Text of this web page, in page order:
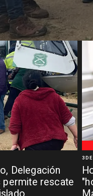
Delegación
permite rescate
3 DE